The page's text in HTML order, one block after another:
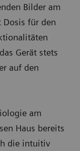
Bilder am
Dosis für den
Gerät stets
auf den
am
Haus bereits
die intuitiv